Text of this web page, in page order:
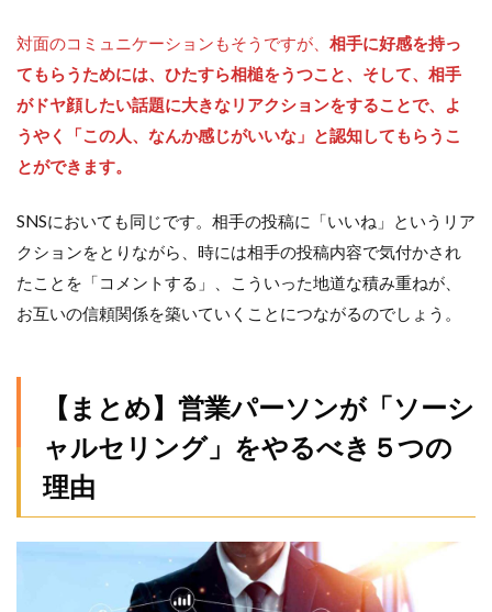
対面のコミュニケーションもそうですが、 相手に好感を持っ
てもらうためには、ひたすら相槌をうつこと、そして、相手
がドヤ顔したい話題に大きなリアクションをすることで、よ
うやく「この人、なんか感じがいいな」と認知してもらうこ
とができます。
SNSにおいても同じです。相手の投稿に「いいね」というリア
クションをとりながら、時には相手の投稿内容で気付かされ
たことを「コメントする」、こういった地道な積み重ねが、
お互いの信頼関係を築いていくことにつながるのでしょう。
【まとめ】営業パーソンが「ソーシ
ャルセリング」をやるべき５つの
理由